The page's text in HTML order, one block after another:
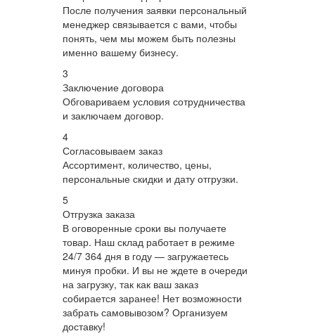
После получения заявки персональный
менеджер связывается с вами, чтобы
понять, чем мы можем быть полезны
именно вашему бизнесу.
3
Заключение договора
Обговариваем условия сотрудничества
и заключаем договор.
4
Согласовываем заказ
Ассортимент, количество, цены,
персональные скидки и дату отгрузки.
5
Отгрузка заказа
В оговоренные сроки вы получаете
товар. Наш склад работает в режиме
24/7 364 дня в году — загружаетесь
минуя пробки. И вы не ждете в очереди
на загрузку, так как ваш заказ
собирается заранее! Нет возможности
забрать самовывозом? Организуем
доставку!